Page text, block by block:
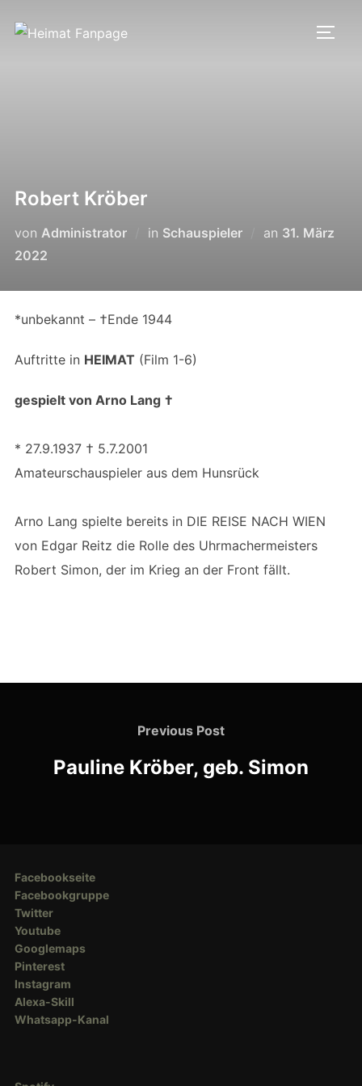
Inhalt
Robert Kröber
von Administrator in Schauspieler an 31. März
2022
*unbekannt – †Ende 1944
Auftritte in HEIMAT (Film 1-6)
gespielt von Arno Lang †
* 27.9.1937 † 5.7.2001
Amateurschauspieler aus dem Hunsrück
Arno Lang spielte bereits in DIE REISE NACH WIEN
von Edgar Reitz die Rolle des Uhrmachermeisters
Robert Simon, der im Krieg an der Front fällt.
Previous
Previous Post
Pauline Kröber, geb. Simon
Facebookseite
Facebookgruppe
Twitter
Youtube
Googlemaps
Pinterest
Instagram
Alexa-Skill
Whatsapp-Kanal